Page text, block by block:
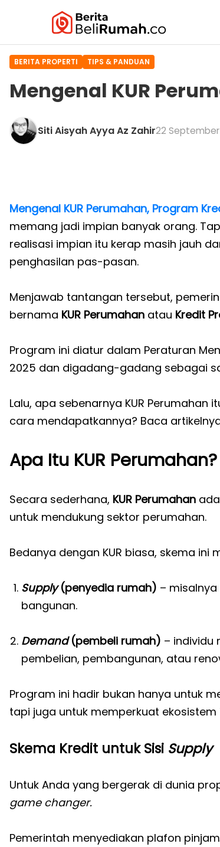
BERITA PROPERTI TIPS & PANDUAN
Mengenal KUR
Siti Aisyah Ayya Az Zahir22
Mengenal KUR Perumahan, Program
memang jadi impian banyak orang.
realisasi impian itu kerap masih jauh
penghasilan pas-pasan.
Menjawab tantangan tersebut,
bernama KUR Perumahan atau Kredit
Program ini diatur dalam Peraturan
2025 dan digadang-gadang sebagai
Lalu, apa sebenarnya KUR
cara mendapatkannya? Baca
Apa Itu KUR Perumahan?
Secara sederhana, KUR Perumahan
untuk mendukung sektor perumahan.
Bedanya dengan KUR biasa, skema ini
Supply(penyedia rumah) –
bangunan.
Demand(pembeli rumah) – individu
pembelian, pembangunan, atau
Program ini hadir bukan hanya untuk
tapi juga untuk memperkuat
Skema Kredit untuk Sisi Supply
Untuk Anda yang bergerak di dunia
game changer.
Pemerintah menyediakan plafon